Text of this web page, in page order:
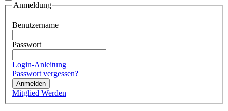
Anmeldung
Benutzername
Passwort
Login-Anleitung
Passwort vergessen?
Anmelden
Mitglied Werden